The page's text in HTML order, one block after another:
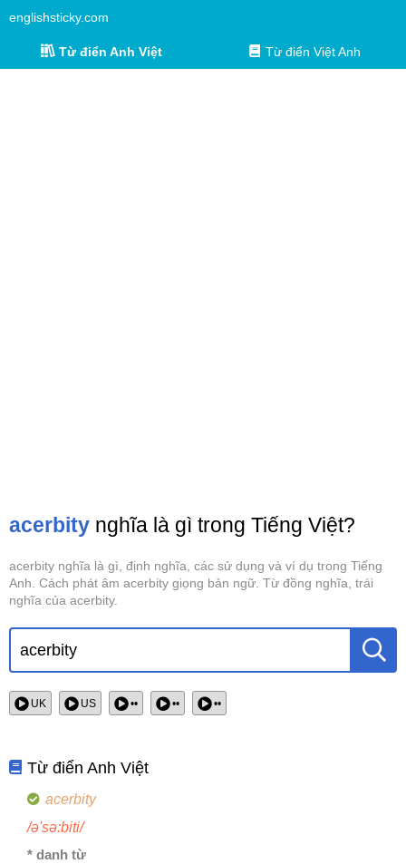
englishsticky.com
Từ điển Anh Việt Từ điển Việt Anh
acerbity nghĩa là gì trong Tiếng Việt?
acerbity nghĩa là gì, định nghĩa, các sử dụng và ví dụ trong Tiếng
Anh. Cách phát âm acerbity giọng bản ngữ. Từ đồng nghĩa, trái
nghĩa của acerbity.
UK US •• •• ••
Từ điển Anh Việt
acerbity
/ə'sə:biti/
* danh từ